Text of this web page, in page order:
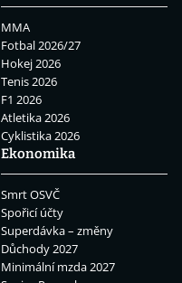
MMA
Fotbal 2026/27
Hokej 2026
Tenis 2026
F1 2026
Atletika 2026
Cyklistika 2026
Ekonomika
Smrt OSVČ
Spořicí účty
Superdávka – změny
Důchody 2027
Minimální mzda 2027